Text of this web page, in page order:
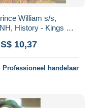
William s/s,
History - Kings &
10,37
Professioneel handelaar